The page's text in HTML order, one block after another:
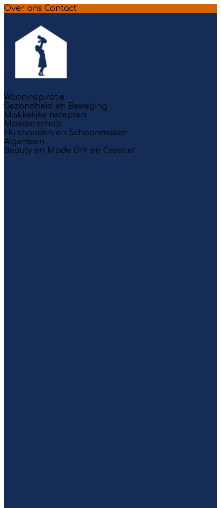
Over ons Contact
Wooninspiratie
Gezondheid en Beweging
Makkelijke recepten
Moederschap
Huishouden en Schoonmaken
Algemeen
Beauty en Mode
DIY en Creatief